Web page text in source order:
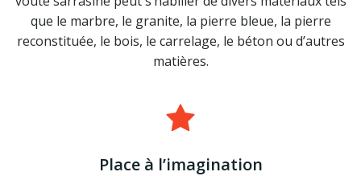
que le marbre, le granite, la pierre bleue, la pierre
reconstituée, le bois, le carrelage, le béton ou d’autres
matières.
Place à l’imagination